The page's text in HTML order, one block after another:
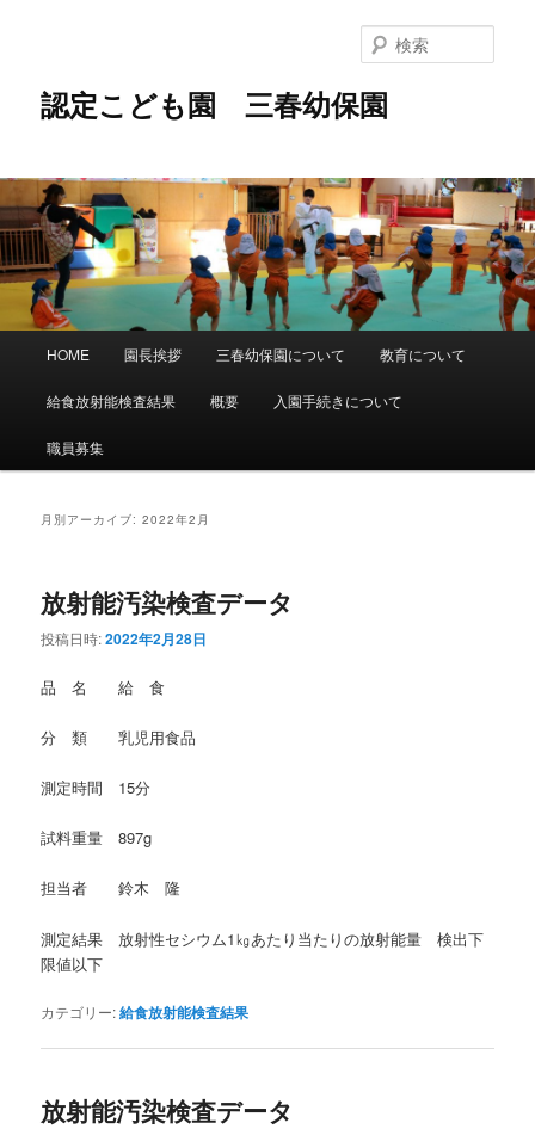
ツ
へ
移
動
へ
移
動
認定こども園 三春幼保園
索
ュ
HOME 園長挨拶 三春幼保園について 教育について
給食放射能検査結果 概要 入園手続きについて
職員募集
月別アーカイブ:2022年2月
放射能汚染検査データ
投稿日時:2022年2月28日
品 名 給 食
分 類 乳児用食品
測定時間 15分
試料重量 897g
担当者 鈴木 隆
測定結果 放射性セシウム1㎏あたり当たりの放射能量 検出下
限値以下
カテゴリー:給食放射能検査結果
放射能汚染検査データ